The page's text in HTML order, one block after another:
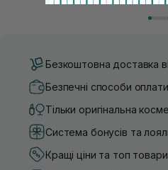
Безкоштовна доставка
Безпечні способи оплати
Тільки оригінальна
Система бонусів та
Кращі ціни та топ товари